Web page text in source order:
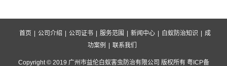
首页 公司介绍 公司证书 服务范围 新闻中心 白蚁防治知识
成
功案例
联系我们
Copyright © 2019 广州市益伦白蚁害虫防治有限公司 版权所有 粤ICP备